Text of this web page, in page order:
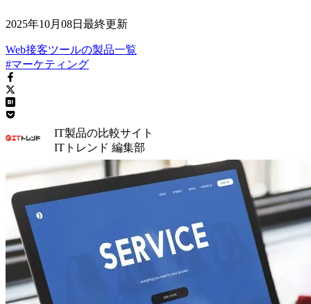
2025年10月08日 最終更新
Web接客ツールの製品一覧
#マーケティング
IT製品の比較サイト
ITトレンド 編集部